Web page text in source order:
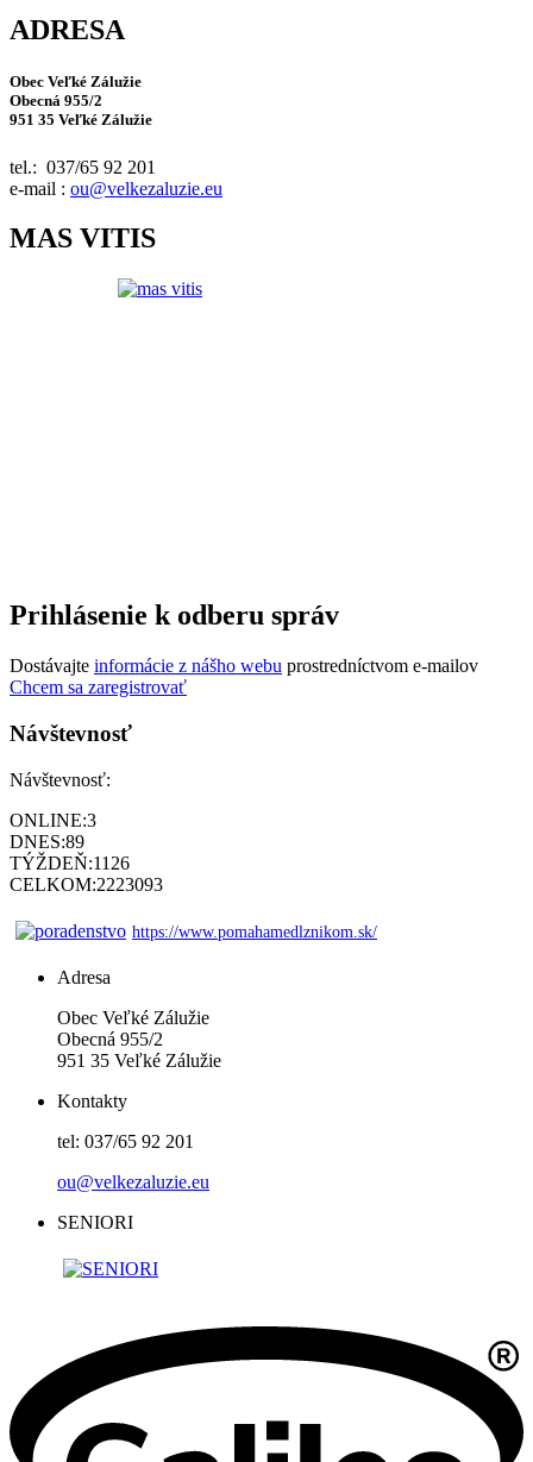
ADRESA
Obec Veľké Zálužie
Obecná 955/2
951 35 Veľké Zálužie
tel.: 037/65 92 201
e-mail : ou@velkezaluzie.eu
MAS VITIS
Prihlásenie k odberu správ
Dostávajte informácie z nášho webu prostredníctvom e-mailov
Chcem sa zaregistrovať
Návštevnosť
Návštevnosť:
ONLINE:3
DNES:89
TÝŽDEŇ:1126
CELKOM:2223093
https://www.pomahamedlznikom.sk/
Adresa
Obec Veľké Zálužie
Obecná 955/2
951 35 Veľké Zálužie
Kontakty
tel: 037/65 92 201
ou@velkezaluzie.eu
SENIORI